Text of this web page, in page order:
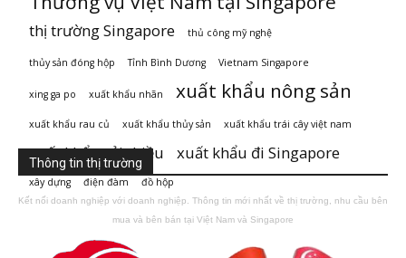
thị trường Singapore thủ công mỹ nghệ
thủy sản đóng hộp Tỉnh Bình Dương Vietnam Singapore
xing ga po xuất khẩu nhãn xuất khẩu nông sản
xuất khẩu rau củ xuất khẩu thủy sản xuất khẩu trái cây việt nam
xuất khẩu vải thiều xuất khẩu đi Singapore
xây dựng điện đàm đồ hộp
Thông tin thị trường
Kết nối doanh nghiệp với doanh nghiệp. Thông tin mới nhất về thị trường, nhu cầu bên
mua và bên bán tại Việt Nam và Singapore